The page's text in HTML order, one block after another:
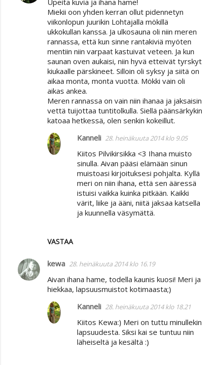
Miekii oon yhden kerran ollut pidennetyn
viikonlopun juurikin Lohtajalla mökillä
ukkokullan kanssa. Ja ulkosauna oli niin meren
rannassa, että kun sinne rantakiviä myöten
mentiin niin varpaat kastuivat veteen. Ja kun
saunan oven aukaisi, niin hyvä etteivät tyrskyt
kiukaalle pärskineet. Silloin oli syksy ja siitä on
aikaa monta, monta vuotta. Mökki vain oli
aikas ankea.
Meren rannassa on vain niin ihanaa ja jaksaisin
vettä tuijottaa tuntitolkulla. Siellä päänsärkykin
katoaa hetkessä, olen senkin kokeillut.
VASTAA
Kanneli 28. heinäkuuta 2014 klo 9.05
Kiitos Pilvikirsikka <3 Ihana muisto
sinulla. Aivan pääsi elämään sinun
muistoasi kirjoituksesi pohjalta. Kyllä
meri on niin ihana, että sen ääressä
istuisi vaikka kuinka pitkään. Kaikki
värit, liike ja ääni, niitä jaksaa katsella
ja kuunnella väsymättä.
kewa 28. heinäkuuta 2014 klo 16.19
Aivan ihana hame, todella kaunis kuosi! Meri ja
hiekkaa, lapsuusmuistot kotimaasta;)
Kanneli 28. heinäkuuta 2014 klo 18.21
Kiitos Kewa:) Meri on tuttu minullekin
lapsuudesta. Siksi kai se tuntuu niin
läheiseltä ja kesältä :)